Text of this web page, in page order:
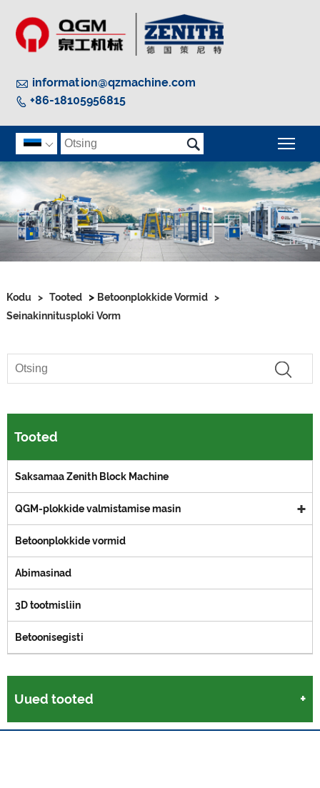
 information@qzmachine.com
 +86-18105956815
 
Kodu > Tooted > Betoonplokkide Vormid >
Seinakinnitusploki Vorm
Tooted
Saksamaa Zenith Block Machine
QGM-plokkide valmistamise masin
Betoonplokkide vormid
Abimasinad
3D tootmisliin
Betoonisegisti
Uued tooted